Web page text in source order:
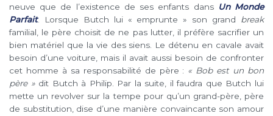
neuve que de l’existence de ses enfants dans Un Monde
Parfait. Lorsque Butch lui « emprunte » son grand break
familial, le père choisit de ne pas lutter, il préfère sacrifier un
bien matériel que la vie des siens. Le détenu en cavale avait
besoin d’une voiture, mais il avait aussi besoin de confronter
cet homme à sa responsabilité de père : « Bob est un bon
père »dit Butch à Philip. Par la suite, il faudra que Butch lui
mette un revolver sur la tempe pour qu’un grand-père, père
de substitution, dise d’une manière convaincante son amour